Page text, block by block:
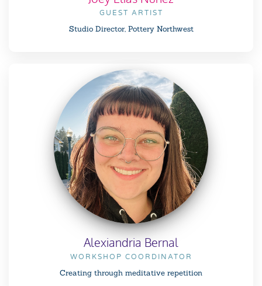
GUEST ARTIST
Studio Director, Pottery Northwest
Alexiandria Bernal
WORKSHOP COORDINATOR
Creating through meditative repetition